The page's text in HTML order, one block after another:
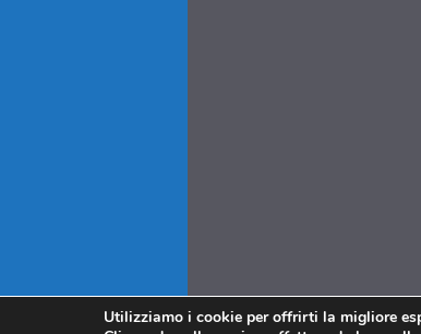
Utilizziamo i cookie per offrirti la migliore